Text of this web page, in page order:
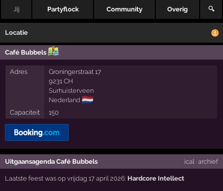
Jij Partyflock Community Overig 🔍
Locatie
Café Bubbels
Adres
Groningerstraat 17
9231 CH
Surhuisterveen
Nederland 🇳🇱
Capaciteit 150
Uitgaansagenda Café Bubbels ical · archief
Laatste feest was op vrijdag 17 april 2026: Hardcore Intellect